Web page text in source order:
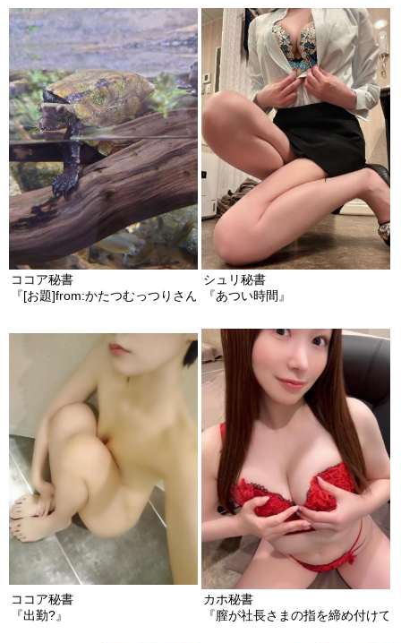
ココア秘書
『[お題]from:かたつむっつりさんさん』
シュリ秘書
『あつい時間』
ココア秘書
『出勤?』
カホ秘書
『膣が社長さまの指を締め付けて